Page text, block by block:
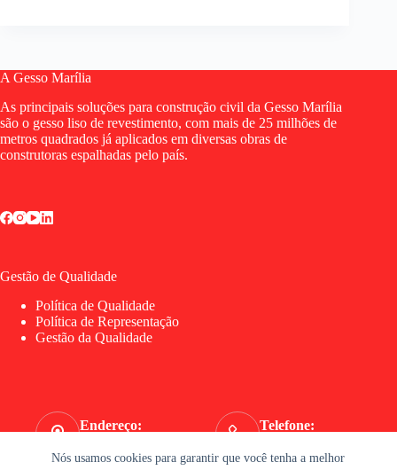
Nós usamos cookies para garantir que você tenha a melhor
A Gesso Marília
As principais soluções para construção civil da Gesso Marília
são o gesso liso de revestimento, com mais de 25 milhões de
metros quadrados já aplicados em diversas obras de
construtoras espalhadas pelo país.
Gestão de Qualidade
Política de Qualidade
Política de Representação
Gestão da Qualidade
Endereço:
Telefone: